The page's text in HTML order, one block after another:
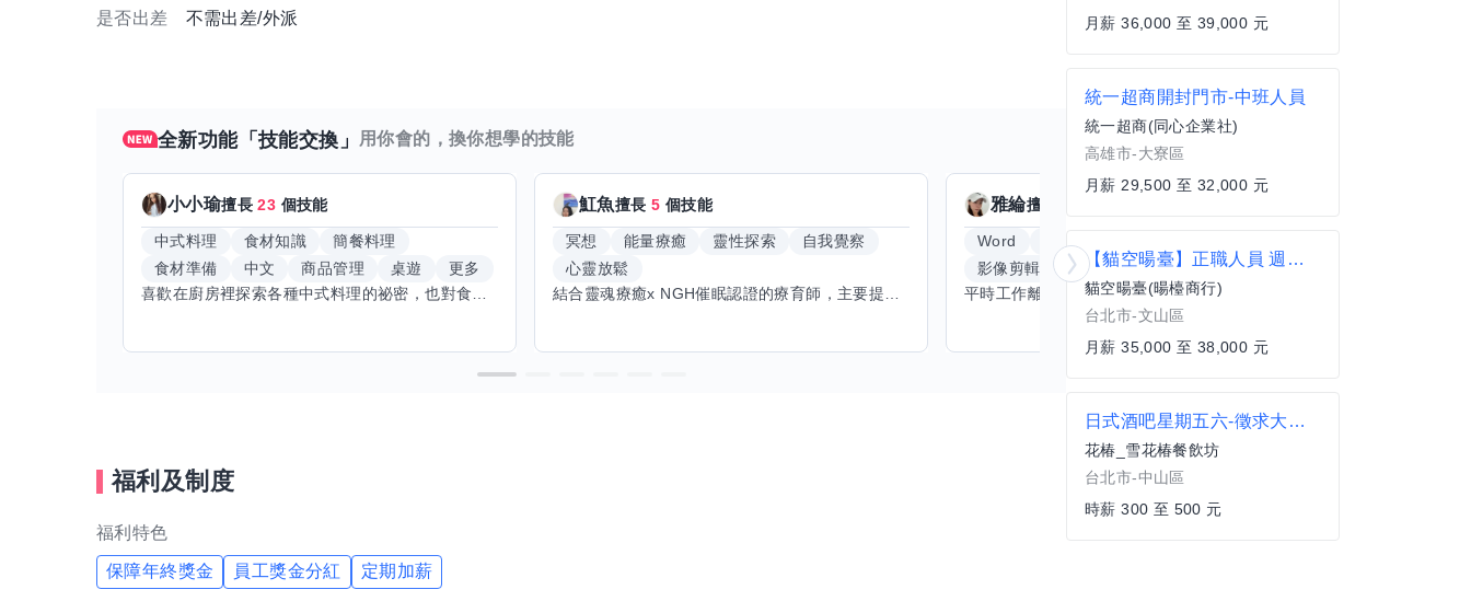
是否出差 不需出差/外派
全新功能「技能交換」 用你會的，換你想學的技能
小小瑜擅長23 個技能
中式料理 食材知識
簡餐料理
食材準備
中文 商品管理 桌遊
更多
喜歡在廚房裡探索各種中式料理的祕密，也對食材的挑選和搭配充滿熱情。平常生活裡，簡餐料理是我的拿手好戲，讓人輕鬆又滿足。最近開始對手繪、攝影和影片剪輯有濃厚興趣，想找伙伴一起學習交換技能，互相激盪創意！希望能和你一起開心成長，分享不只是技術，更是快樂和靈感的碰撞。
魟魚擅長5 個技能
冥想 能量療癒 靈性探索
自我覺察
心靈放鬆
結合靈魂療癒x NGH催眠認證的療育師，主要提供潛意識探索和靈魂導向的催眠療育。你會全程100%清醒跟我對話。
雅綸擅長
Word Excel
影像剪輯與後製
手機遊戲
更多
福利及制度
福利特色
保障年終獎金 員工獎金分紅 定期加薪
月薪 36,000 至 39,000 元
統一超商開封門市-中班人員
統一超商(同心企業社)
高雄市-大寮區
月薪 29,500 至 32,000 元
【貓空暘臺】正職人員 週休三日
貓空暘臺(暘檯商行)
台北市-文山區
月薪 35,000 至 38,000 元
日式酒吧星期五六-徵求大學生假日工讀
花椿_雪花椿餐飲坊
台北市-中山區
時薪 300 至 500 元